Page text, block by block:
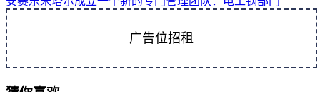
广告位招租